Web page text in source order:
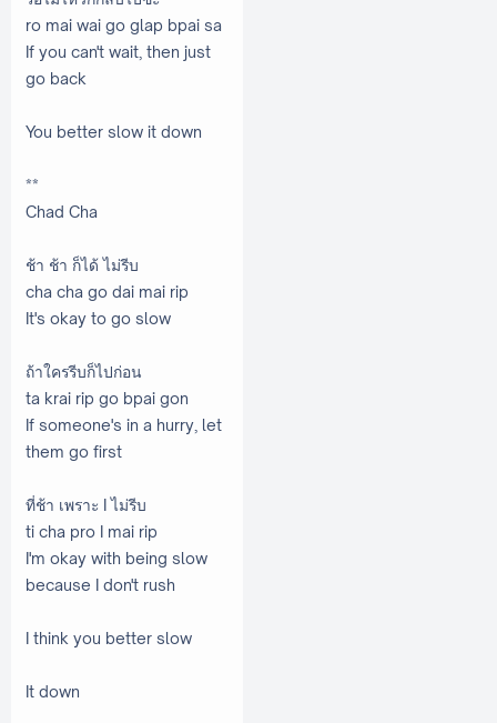
ro mai wai go glap bpai sa
If you can't wait, then just
go back
You better slow it down
**
Chad Cha
ช้า ช้า ก็ได้ ไม่รีบ
cha cha go dai mai rip
It's okay to go slow
ถ้าใครรีบก็ไปก่อน
ta krai rip go bpai gon
If someone's in a hurry, let
them go first
ที่ช้า เพราะ I ไม่รีบ
ti cha pro I mai rip
I'm okay with being slow
because I don't rush
I think you better slow
It down